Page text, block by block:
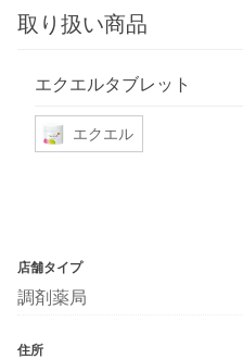
取り扱い商品
エクエルタブレット
エクエル
店舗タイプ
調剤薬局
住所